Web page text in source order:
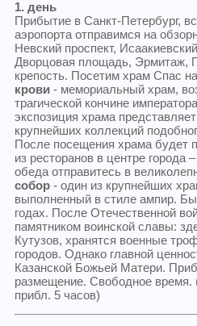
1. день
Прибытие в Санкт-Петербург,
аэропорта отправимся на
Невский проспект,
Дворцовая площадь, Эрмитаж,
крепость. Посетим храм Спас
крови - мемориальный храм,
трагической кончине
экспозиция храма
крупнейших коллекций
После посещения храма будет
из ресторанов в центре города
обеда отправитесь в
собор - один из крупнейших
выполненный в стиле ампир.
годах. После Отечественной
памятником воинской славы:
Кутузов, хранятся военные
городов. Однако главной
Казанской Божьей Матери.
размещение. Свободное время.
прибл. 5 часов)